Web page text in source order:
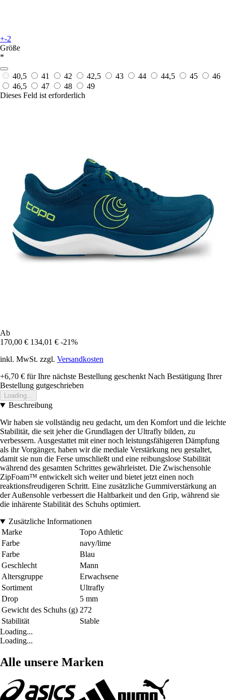
+-2
Größe
*
40,5 41 42 42,5 43 44 44,5 45
46
46,5
47 48
49
Dieses Feld ist erforderlich
Ab
170,00 € 134,01 € -21%
inkl. MwSt. zzgl. Versandkosten
+6,70 € für Ihre nächste Bestellung geschenkt Nach Bestätigung Ihrer
Bestellung gutgeschrieben
Loading...
Beschreibung
Wir haben sie vollständig neu gedacht, um den Komfort und die leichte
Stabilität, die seit jeher die Grundlagen der Ultrafly bilden, zu
verbessern. Ausgestattet mit einer noch leistungsfähigeren Dämpfung
als ihr Vorgänger, haben wir die mediale Verstärkung neu gestaltet,
damit sie nun die Ferse umschließt und eine reibungslose Stabilität
während des gesamten Schrittes gewährleistet. Die Zwischensohle
ZipFoam™ entwickelt sich weiter und bietet jetzt einen noch
reaktionsfreudigeren Schritt. Eine zusätzliche Gummiverstärkung an
der Außensohle verbessert die Haltbarkeit und den Grip, während sie
die inhärente Stabilität des Schuhs optimiert.
Zusätzliche Informationen
Marke
Topo Athletic
Farbe
navy/lime
Farbe
Blau
Geschlecht
Mann
Altersgruppe
Erwachsene
Sortiment
Ultrafly
Drop
5 mm
Gewicht des Schuhs (g) 272
Stabilität
Stable
Loading...
Loading...
Alle unsere Marken